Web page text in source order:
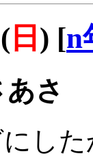
日 ) [n
さ
し